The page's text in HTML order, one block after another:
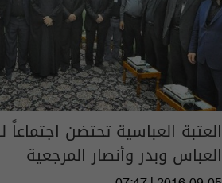
العتبة العباسية تحتضن اجتماعاً
العباس وبدر وأنصار المرجعية